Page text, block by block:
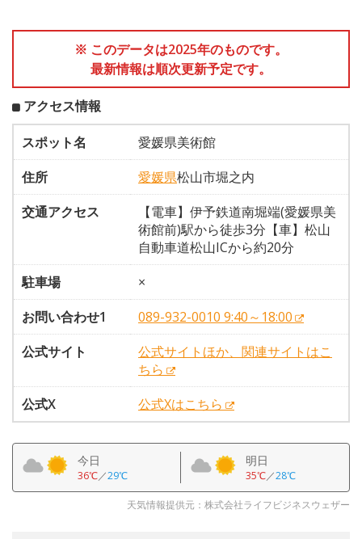
※ このデータは2025年のものです。
最新情報は順次更新予定です。
アクセス情報
スポット名
愛媛県美術館
住所
愛媛県松山市堀之内
交通アクセス
【電車】伊予鉄道南堀端(愛媛県美
術館前)駅から徒歩3分【車】松山
自動車道松山ICから約20分
駐車場
×
お問い合わせ1
089-932-0010 9:40～18:00
公式サイト
公式サイトほか、関連サイトはこ
ちら
公式X
公式Xはこちら
今日
36℃／29℃
明日
35℃／28℃
天気情報提供元：株式会社ライフビジネスウェザー